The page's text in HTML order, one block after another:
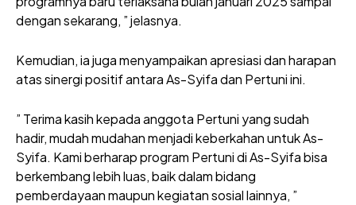
dengan sekarang, ” jelasnya.
Kemudian, ia juga menyampaikan apresiasi dan harapan
atas sinergi positif antara As-Syifa dan Pertuni ini.
” Terima kasih kepada anggota Pertuni yang sudah
hadir, mudah mudahan menjadi keberkahan untuk As-
Syifa. Kami berharap program Pertuni di As-Syifa bisa
berkembang lebih luas, baik dalam bidang
pemberdayaan maupun kegiatan sosial lainnya, ”